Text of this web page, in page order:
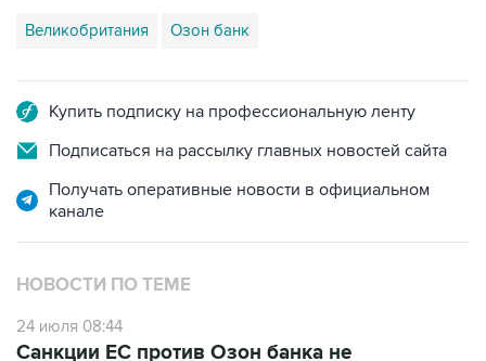
Великобритания Озон банк
Купить подписку на профессиональную ленту
Подписаться на рассылку главных новостей сайта
Получать оперативные новости в официальном
канале
НОВОСТИ ПО ТЕМЕ
24 июля 08:44
Санкции ЕС против Озон банка не